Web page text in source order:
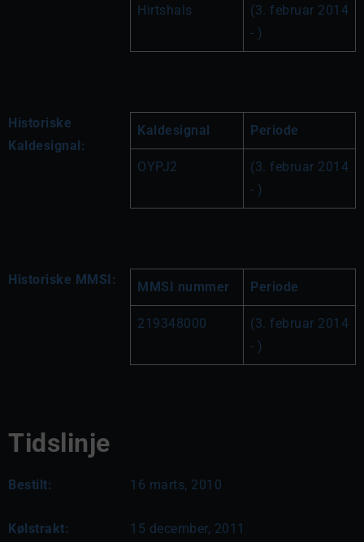
Hirtshals
(3. februar 2014
- )
Historiske
Kaldesignal:
Kaldesignal Periode
OYPJ2
(3. februar 2014
- )
Historiske MMSI: MMSI nummer Periode
219348000
(3. februar 2014
- )
Tidslinje
Bestilt: 16 marts, 2010
Kølstrakt: 15 december, 2011